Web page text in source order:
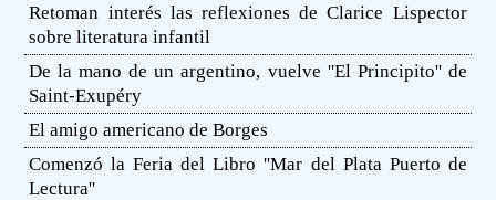
Retoman interés las reflexiones de Clarice Lispector
sobre literatura infantil
De la mano de un argentino, vuelve ''El Principito'' de
Saint-Exupéry
El amigo americano de Borges
Comenzó la Feria del Libro ''Mar del Plata Puerto de
Lectura''